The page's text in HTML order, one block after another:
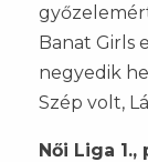
Banat Girls
negyedik
Szép volt,
Női Liga